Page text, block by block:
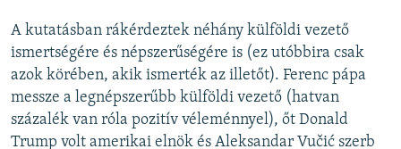
A kutatásban rákérdeztek néhány külföldi vezető
ismertségére és népszerűségére is (ez utóbbira csak
azok körében, akik ismerték az illetőt). Ferenc pápa
messze a legnépszerűbb külföldi vezető (hatvan
százalék van róla pozitív véleménnyel), őt Donald
Trump volt amerikai elnök és Aleksandar Vučić szerb